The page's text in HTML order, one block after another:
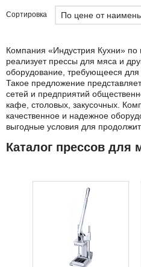
Сортировка
Компания «Индустрия Кухни» по
реализует прессы для мяса и
оборудование, требующееся для
Такое предложение
сетей и предприятий
кафе, столовых, закусочных.
качественное и надежное
выгодные условия для
Каталог прессов для